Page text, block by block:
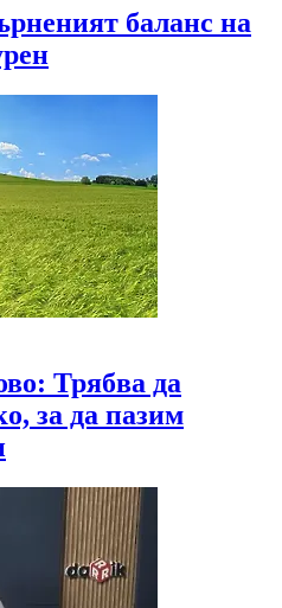
баланс на
Трябва да
за да пазим